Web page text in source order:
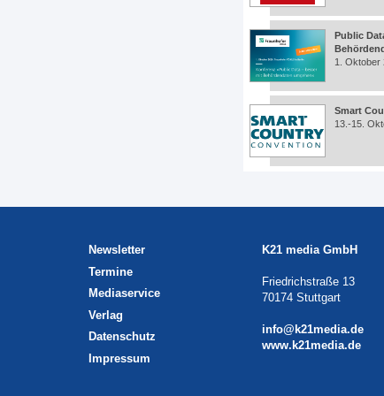
Public
1. Oktober
Smart
13.-15.
Newsletter
Termine
Mediaservice
Verlag
Datenschutz
Impressum
K21 media GmbH
Friedrichstraße 13
70174 Stuttgart
info@k21media.de
www.k21media.de